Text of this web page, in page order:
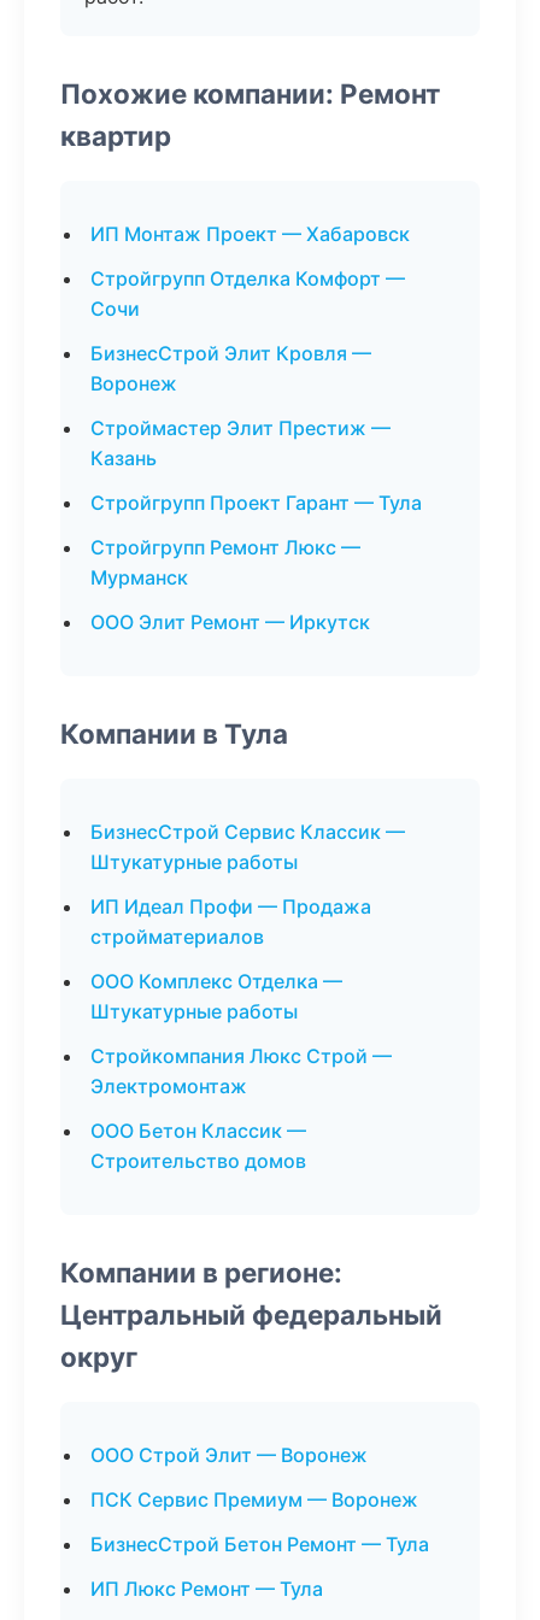
Похожие компании: Ремонт
квартир
ИП Монтаж Проект — Хабаровск
Стройгрупп Отделка Комфорт —
Сочи
БизнесСтрой Элит Кровля —
Воронеж
Строймастер Элит Престиж —
Казань
Стройгрупп Проект Гарант — Тула
Стройгрупп Ремонт Люкс —
Мурманск
ООО Элит Ремонт — Иркутск
Компании в Тула
БизнесСтрой Сервис Классик —
Штукатурные работы
ИП Идеал Профи — Продажа
стройматериалов
ООО Комплекс Отделка —
Штукатурные работы
Стройкомпания Люкс Строй —
Электромонтаж
ООО Бетон Классик —
Строительство домов
Компании в регионе:
Центральный федеральный
округ
ООО Строй Элит — Воронеж
ПСК Сервис Премиум — Воронеж
БизнесСтрой Бетон Ремонт — Тула
ИП Люкс Ремонт — Тула